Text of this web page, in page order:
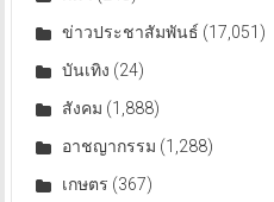
ข่าวประชาสัมพันธ์ (17,051)
บันเทิง (24)
สังคม (1,888)
อาชญากรรม (1,288)
เกษตร (367)